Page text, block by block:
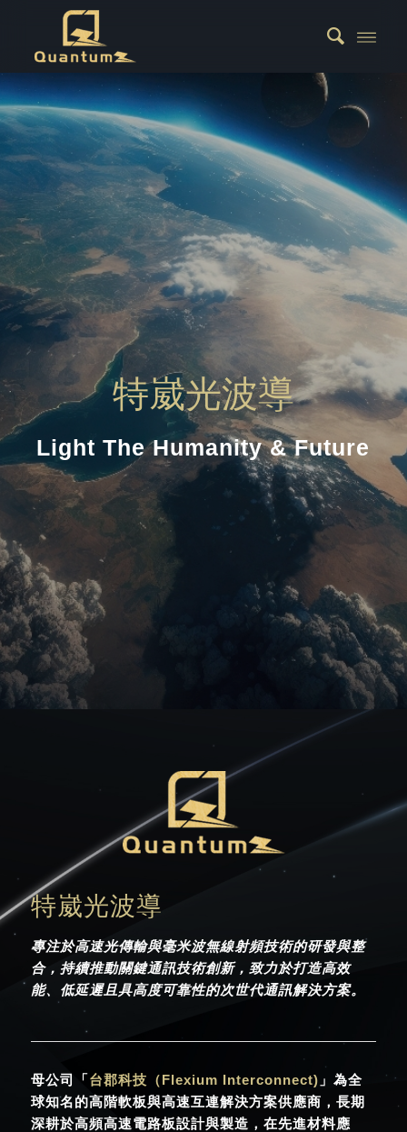
特崴光波導
Light The Humanity & Future
特崴光波導
專注於高速光傳輸與毫米波無線射頻技術的研發與整
合，持續推動關鍵通訊技術創新，致力於打造高效
能、低延遲且具高度可靠性的次世代通訊解決方案。
母公司「台郡科技（Flexium Interconnect) 」為全
球知名的高階軟板與高速互連解決方案供應商，長期
深耕於高頻高速電路板設計與製造，在先進材料應